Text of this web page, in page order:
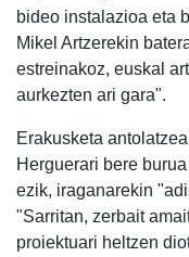
bideo instalazioa eta
Mikel Artzerekin
estreinakoz, euskal
aurkezten ari gara".
Erakusketa
Herguerari bere
ezik, iraganarekin
"Sarritan, zerbait
proiektuari heltzen